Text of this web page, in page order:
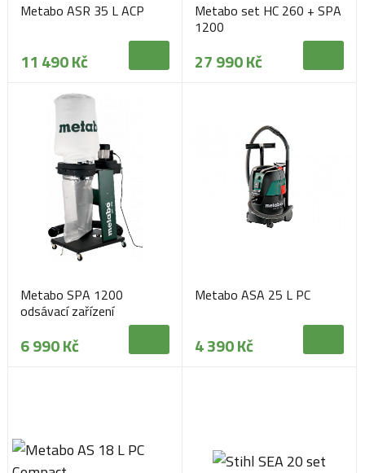
Metabo ASR 35 L ACP
11 490 Kč
Metabo set HC 260 + SPA
1200
27 990 Kč
Metabo SPA 1200
odsávací zařízení
6 990 Kč
Metabo ASA 25 L PC
4 390 Kč